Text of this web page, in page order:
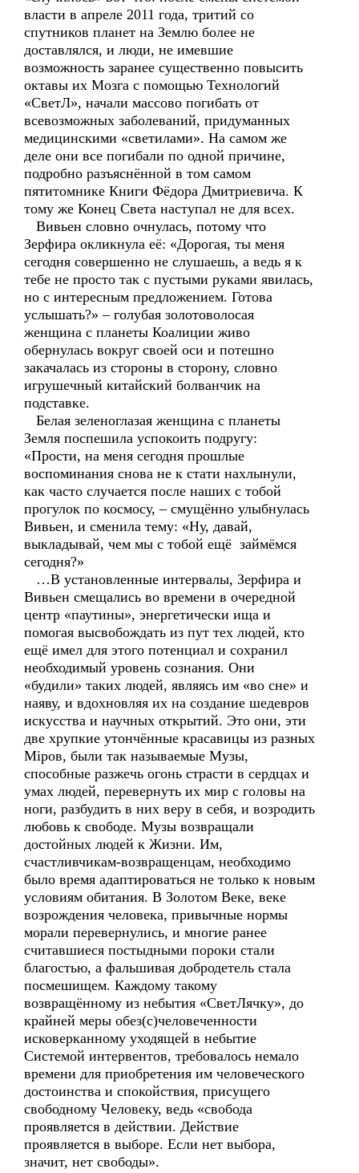
власти в апреле 2011 года, тритий со
спутников планет на Землю более не
доставлялся, и люди, не имевшие
возможность заранее существенно повысить
октавы их Мозга с помощью Технологий
«СветЛ», начали массово погибать от
всевозможных заболеваний, придуманных
медицинскими «светилами». На самом же
деле они все погибали по одной причине,
подробно разъяснённой в том самом
пятитомнике Книги Фёдора Дмитриевича. К
тому же Конец Света наступал не для всех.
Вивьен словно очнулась, потому что
Зерфира окликнула её: «Дорогая, ты меня
сегодня совершенно не слушаешь, а ведь я к
тебе не просто так с пустыми руками явилась,
но с интересным предложением. Готова
услышать?» – голубая золотоволосая
женщина с планеты Коалиции живо
обернулась вокруг своей оси и потешно
закачалась из стороны в сторону, словно
игрушечный китайский болванчик на
подставке.
Белая зеленоглазая женщина с планеты
Земля поспешила успокоить подругу:
«Прости, на меня сегодня прошлые
воспоминания снова не к стати нахлынули,
как часто случается после наших с тобой
прогулок по космосу, – смущённо улыбнулась
Вивьен, и сменила тему: «Ну, давай,
выкладывай, чем мы с тобой ещё займёмся
сегодня?»
…В установленные интервалы, Зерфира и
Вивьен смещались во времени в очередной
центр «паутины», энергетически ища и
помогая высвобождать из пут тех людей, кто
ещё имел для этого потенциал и сохранил
необходимый уровень сознания. Они
«будили» таких людей, являясь им «во сне» и
наяву, и вдохновляя их на создание шедевров
искусства и научных открытий. Это они, эти
две хрупкие утончённые красавицы из разных
Мiров, были так называемые Музы,
способные разжечь огонь страсти в сердцах и
умах людей, перевернуть их мир с головы на
ноги, разбудить в них веру в себя, и возродить
любовь к свободе. Музы возвращали
достойных людей к Жизни. Им,
счастливчикам-возвращенцам, необходимо
было время адаптироваться не только к новым
условиям обитания. В Золотом Веке, веке
возрождения человека, привычные нормы
морали перевернулись, и многие ранее
считавшиеся постыдными пороки стали
благостью, а фальшивая добродетель стала
посмешищем. Каждому такому
возвращённому из небытия «СветЛячку», до
крайней меры обез(с)человеченности
исковерканному уходящей в небытие
Системой интервентов, требовалось немало
времени для приобретения им человеческого
достоинства и спокойствия, присущего
свободному Человеку, ведь «свобода
проявляется в действии. Действие
проявляется в выборе. Если нет выбора,
значит, нет свободы».